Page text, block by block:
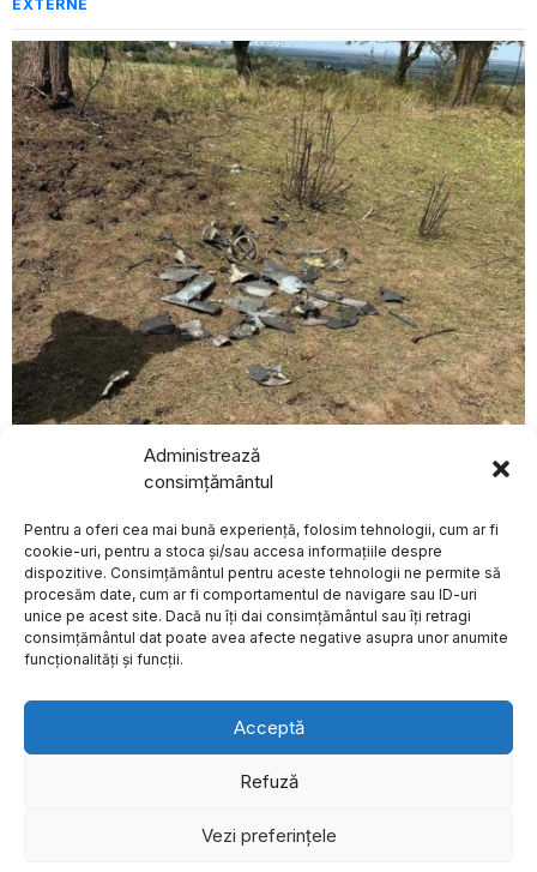
Administrează
consimțământul
Pentru a oferi cea mai bună experiență, folosim tehnologii, cum ar fi
cookie-uri, pentru a stoca și/sau accesa informațiile despre
dispozitive. Consimțământul pentru aceste tehnologii ne permite să
procesăm date, cum ar fi comportamentul de navigare sau ID-uri
unice pe acest site. Dacă nu îți dai consimțământul sau îți retragi
consimțământul dat poate avea afecte negative asupra unor anumite
funcționalități și funcții.
Acceptă
Refuză
Vezi preferințele
EXTERNE
Explozie urmată de incendiu de vegetație în localitatea
EXTERNE
Despre Politica de Confidențialitate Termeni și Conditii
Contact
Cookies
- Toate drepturile sunt rezervate.
BREAKING NEWS
Trei schiori au murit
produse vineri în
Austria
Trei schiori şi-au pierdut
viaţa în urma unor
avalanşe care
Piloții români au avut
patru minute pentru a
lovit un bloc din
Galați, dar nu au
intervenit din cauza
incertitudinii privind
încărcătura și riscul
de a intra în spațiul
Un incident cu o dronă